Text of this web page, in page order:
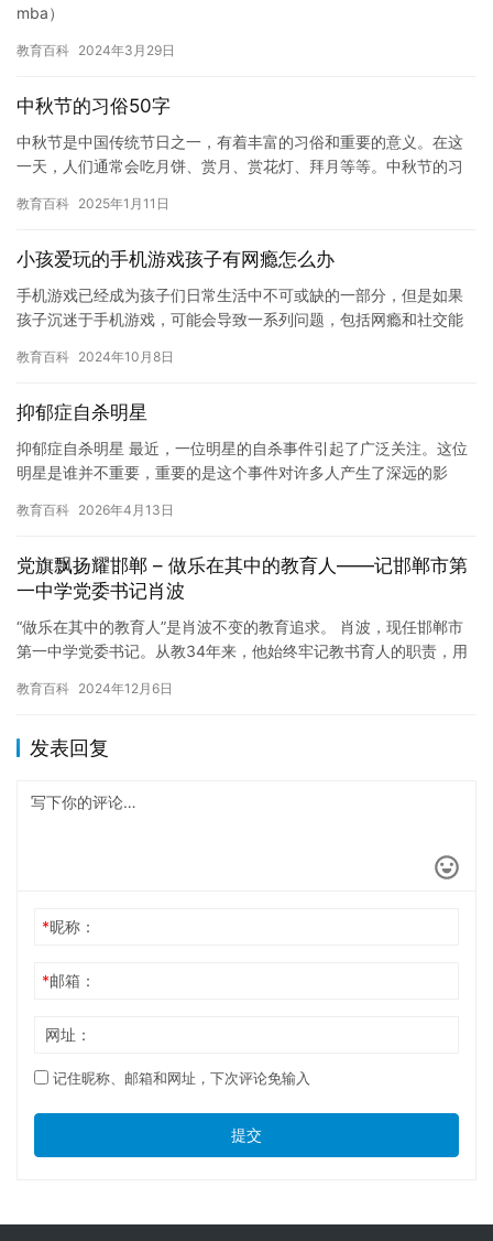
mba）
教育百科 2024年3月29日
中秋节的习俗50字
中秋节是中国传统节日之一，有着丰富的习俗和重要的意义。在这
一天，人们通常会吃月饼、赏月、赏花灯、拜月等等。中秋节的习
教育百科 2025年1月11日
小孩爱玩的手机游戏孩子有网瘾怎么办
手机游戏已经成为孩子们日常生活中不可或缺的一部分，但是如果
孩子沉迷于手机游戏，可能会导致一系列问题，包括网瘾和社交能
需要…
教育百科 2024年10月8日
抑郁症自杀明星
抑郁症自杀明星 最近，一位明星的自杀事件引起了广泛关注。这位
明星是谁并不重要，重要的是这个事件对许多人产生了深远的影
己的…
教育百科 2026年4月13日
党旗飘扬耀邯郸 – 做乐在其中的教育人——记邯郸市第
一中学党委书记肖波
“做乐在其中的教育人”是肖波不变的教育追求。 肖波，现任邯郸市
第一中学党委书记。从教34年来，他始终牢记教书育人的职责，用
教育百科 2024年12月6日
发表回复
*昵称：
*邮箱：
网址：
记住昵称、邮箱和网址，下次评论免输入
提交